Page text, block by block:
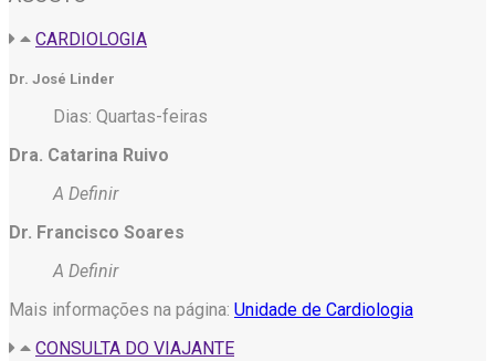
CARDIOLOGIA
Dr. José Linder
Dias: Quartas-feiras
Dra. Catarina Ruivo
A Definir
Dr. Francisco Soares
A Definir
Mais informações na página: Unidade de Cardiologia
CONSULTA DO VIAJANTE